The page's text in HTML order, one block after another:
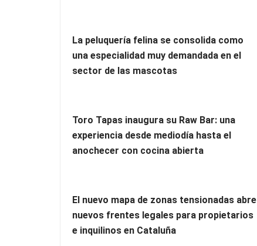
La peluquería felina se consolida como
una especialidad muy demandada en el
sector de las mascotas
Toro Tapas inaugura su Raw Bar: una
experiencia desde mediodía hasta el
anochecer con cocina abierta
El nuevo mapa de zonas tensionadas abre
nuevos frentes legales para propietarios
e inquilinos en Cataluña